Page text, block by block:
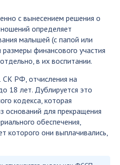
с вынесением решения о
определяет
малышей (с папой или
финансового участия
в их воспитании.
СК РФ, отчисления на
18 лет. Дублируется это
кодекса, которая
оснований для прекращения
обеспечения,
которого они выплачивались,